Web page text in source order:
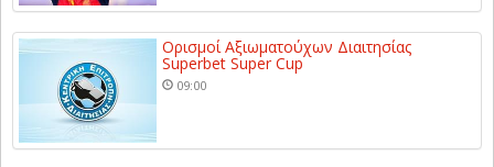
Ορισμοί Αξιωματούχων Διαιτησίας
Superbet Super Cup
09:00